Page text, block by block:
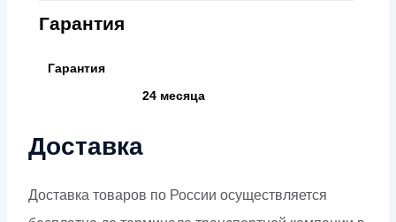
Гарантия
Гарантия
24 месяца
Доставка
Доставка товаров по России осуществляется